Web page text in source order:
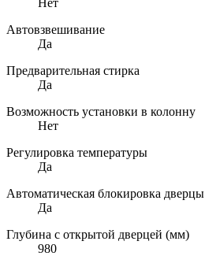
Нет
Автовзвешивание
Да
Предварительная стирка
Да
Возможность установки в колонну
Нет
Регулировка температуры
Да
Автоматическая блокировка дверцы
Да
Глубина с открытой дверцей (мм)
980